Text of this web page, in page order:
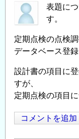
表題に
す。
定期点検の点検
データベース登
設計書の項目に
すが、
定期点検の項目
コメントを追加